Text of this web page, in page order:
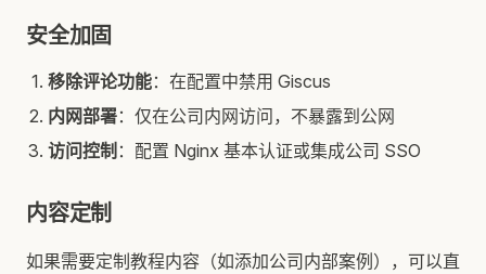
安全加固
移除评论功能：在配置中禁用 Giscus
内网部署：仅在公司内网访问，不暴露到公网
访问控制 ：配置 Nginx 基本认证或集成公司 SSO
内容定制
如果需要定制教程内容（如添加公司内部案例），可以直